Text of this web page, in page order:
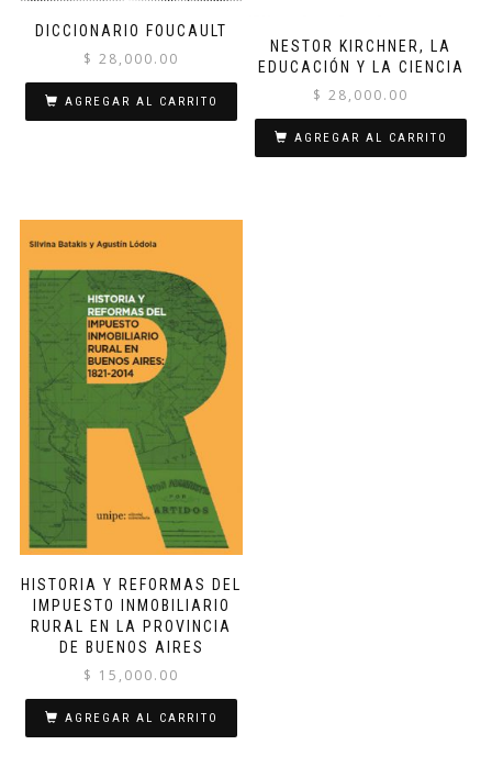
DICCIONARIO FOUCAULT
$ 28,000.00
AGREGAR AL CARRITO
NESTOR KIRCHNER, LA
EDUCACIÓN Y LA CIENCIA
$ 28,000.00
AGREGAR AL CARRITO
HISTORIA Y REFORMAS DEL
IMPUESTO INMOBILIARIO
RURAL EN LA PROVINCIA
DE BUENOS AIRES
$ 15,000.00
AGREGAR AL CARRITO